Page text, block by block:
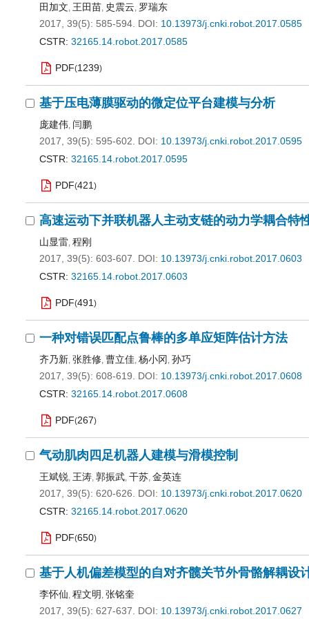
田加文, 王田苗, 史震云, 罗瑞东
2017, 39(5): 585-594. DOI: 10.13973/j.cnki.robot.2017.0585
CSTR: 32165.14.robot.2017.0585
PDF(1239)
基于压电薄膜驱动的微定位平台建模与分析
庞建伟, 闫鹏
2017, 39(5): 595-602.
DOI: 10.13973/j.cnki.robot.2017.0595
CSTR: 32165.14.robot.2017.0595
PDF(421 )
高速运动下并联机器人主动支链的动力学耦合特
山显雷, 程刚
2017, 39(5): 603-607.
DOI: 10.13973/j.cnki.robot.2017.0603
CSTR: 32165.14.robot.2017.0603
PDF(491 )
一种对错误匹配点鲁棒的多单应矩阵估计方法
齐乃新, 张胜修, 曹立佳, 杨小冈 , 孙巧
2017, 39(5): 608-619.
DOI: 10.13973/j.cnki.robot.2017.0608
CSTR: 32165.14.robot.2017.0608
PDF(267)
气动肌肉四足机器人建模与滑模控制
王斌锐, 王涛, 郭振武, 干苏, 金英连
2017, 39(5): 620-626.
DOI: 10.13973/j.cnki.robot.2017.0620
CSTR: 32165.14.robot.2017.0620
PDF(650)
基于人机偏差模型的自对齐髋关节外骨骼解耦设
李怀仙, 程文明 , 张铭奎
2017, 39(5): 627-637.
DOI: 10.13973/j.cnki.robot.2017.0627